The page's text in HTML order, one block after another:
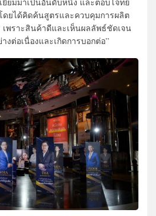
ยได้คิดค้นสูตรและควบคุมการผลิต
พราะสินค้าดีและเห็นผลลัพธ์ชัดเจน
งต่อเนื่องและเกิดการบอกต่อ”